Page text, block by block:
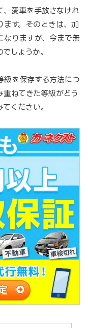
、愛車を手放さなけれ
ます。そのときは、加
なりますが、今まで無
しょうか。
級を保存する方法につ
ねてきた等級がどう
ください。